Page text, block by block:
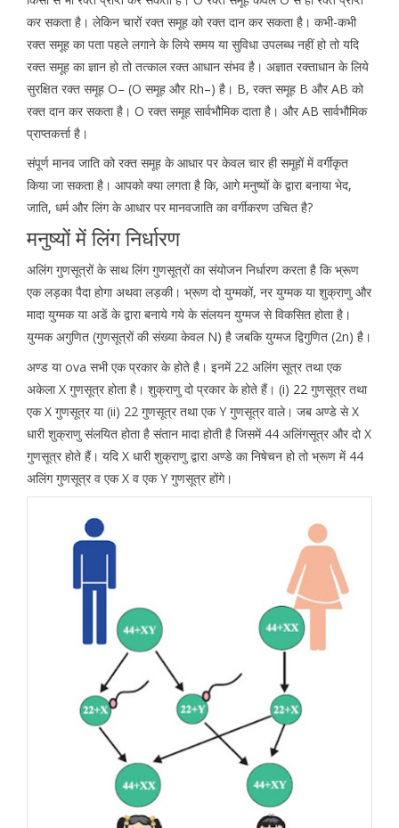
कर सकता है। लेकिन चारों रक्त समूह को रक्त दान कर सकता है। कभी-कभी
रक्त समूह का पता पहले लगाने के लिये समय या सुविधा उपलब्ध नहीं हो तो यदि
रक्त समूह का ज्ञान हो तो तत्काल रक्त आधान संभव है। अज्ञात रक्ताधान के लिये
सुरक्षित रक्त समूह O– (O समूह और Rh–) है। B, रक्त समूह B और AB को
रक्त दान कर सकता है। O रक्त समूह सार्वभौमिक दाता है। और AB सार्वभौमिक
प्राप्तकर्त्ता है।
संपूर्ण मानव जाति को रक्त समूह के आधार पर केवल चार ही समूहों में वर्गीकृत
किया जा सकता है। आपको क्या लगता है कि, आगे मनुष्यों के द्वारा बनाया भेद,
जाति, धर्म और लिंग के आधार पर मानवजाति का वर्गीकरण उचित है?
मनुष्यों में लिंग निर्धारण
अलिंग गुणसूत्रों के साथ लिंग गुणसूत्रों का संयोजन निर्धारण करता है कि भ्रूण
एक लड़का पैदा होगा अथवा लड़की। भ्रूण दो युग्मकों, नर युग्मक या शुक्राणु और
मादा युग्मक या अडें के द्वारा बनाये गये के संलयन युग्मज से विकसित होता है।
युग्मक अगुणित (गुणसूत्रों की संख्या केवल N) है जबकि युग्मज द्विगुणित (2n) है।
अण्ड या ova सभी एक प्रकार के होते है। इनमें 22 अलिंग सूत्र तथा एक
अकेला X गुणसूत्र होता है। शुक्राणु दो प्रकार के होते हैं। (i) 22 गुणसूत्र तथा
एक X गुणसूत्र या (ii) 22 गुणसूत्र तथा एक Y गुणसूत्र वाले। जब अण्डे से X
धारी शुक्राणु संलयित होता है संतान मादा होती है जिसमें 44 अलिंगसूत्र और दो X
गुणसूत्र होते हैं। यदि X धारी शुक्राणु द्वारा अण्डे का निषेचन हो तो भ्रूण में 44
अलिंग गुणसूत्र व एक X व एक Y गुणसूत्र होंगे।